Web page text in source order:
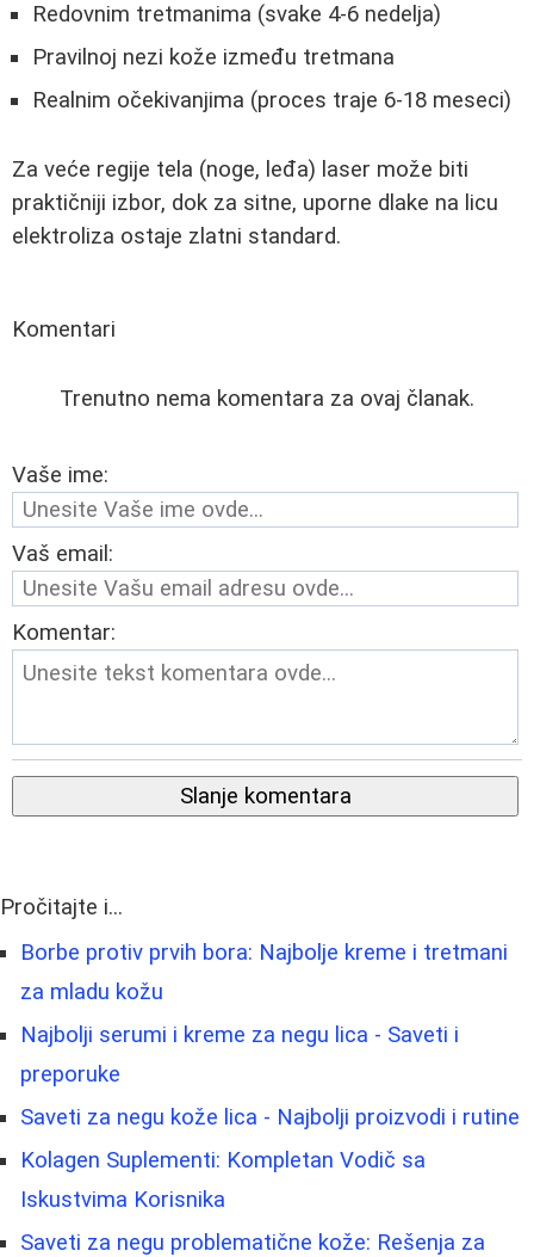
Redovnim tretmanima (svake 4-6 nedelja)
Pravilnoj nezi kože između tretmana
Realnim očekivanjima (proces traje 6-18 meseci)
Za veće regije tela (noge, leđa) laser može biti
praktičniji izbor, dok za sitne, uporne dlake na licu
elektroliza ostaje zlatni standard.
Komentari
Trenutno nema komentara za ovaj članak.
Vaše ime:
Vaš email:
Komentar:
Slanje komentara
Pročitajte i...
Borbe protiv prvih bora: Najbolje kreme i tretmani
za mladu kožu
Najbolji serumi i kreme za negu lica - Saveti i
preporuke
Saveti za negu kože lica - Najbolji proizvodi i rutine
Kolagen Suplementi: Kompletan Vodič sa
Iskustvima Korisnika
Saveti za negu problematične kože: Rešenja za